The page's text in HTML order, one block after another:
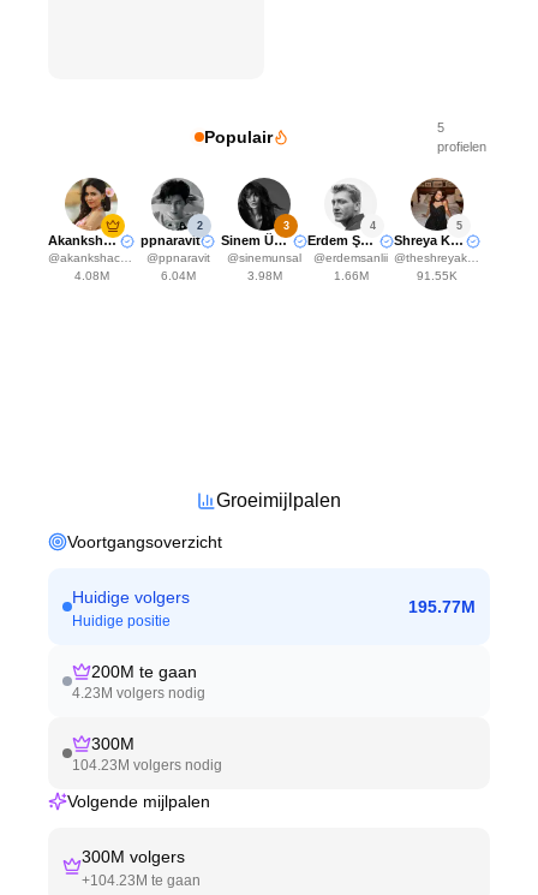
Populair
5
profielen
Akanksha Choudhary
@akankshachoudhary_official
4.08M
2
ppnaravit
@ppnaravit
6.04M
3
Sinem Ünsal
@sinemunsal
3.98M
4
Erdem Şanlı
@erdemsanlii
1.66M
5
Shreya Kalra
@theshreyakalra
91.55K
Groeimijlpalen
Voortgangsoverzicht
Huidige volgers
Huidige positie
195.77M
200M te gaan
4.23M volgers nodig
300M
104.23M volgers nodig
Volgende mijlpalen
300M volgers
+104.23M te gaan